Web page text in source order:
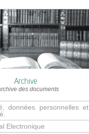
Archive
des documents
données personnelles et
Electronique